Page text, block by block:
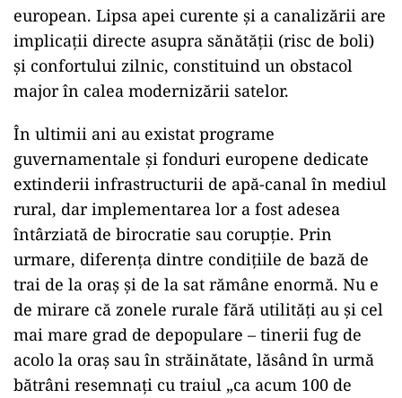
european. Lipsa apei curente și a canalizării are
implicații directe asupra sănătății (risc de boli)
și confortului zilnic, constituind un obstacol
major în calea modernizării satelor.
În ultimii ani au existat programe
guvernamentale și fonduri europene dedicate
extinderii infrastructurii de apă-canal în mediul
rural, dar implementarea lor a fost adesea
întârziată de birocratie sau corupție. Prin
urmare, diferența dintre condițiile de bază de
trai de la oraș și de la sat rămâne enormă. Nu e
de mirare că zonele rurale fără utilități au și cel
mai mare grad de depopulare – tinerii fug de
acolo la oraș sau în străinătate, lăsând în urmă
bătrâni resemnați cu traiul „ca acum 100 de